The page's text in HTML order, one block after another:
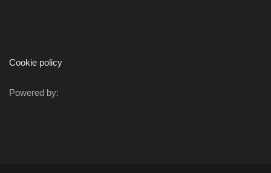
Cookie policy
Powered by: